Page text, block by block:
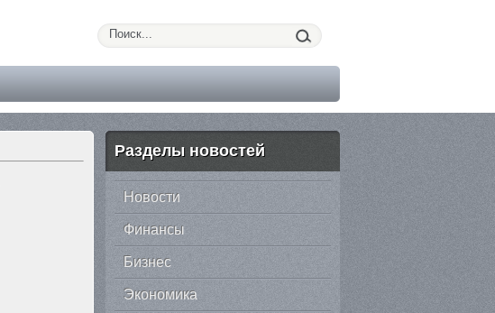
Разделы новостей
Новости
Финансы
Бизнес
Экономика